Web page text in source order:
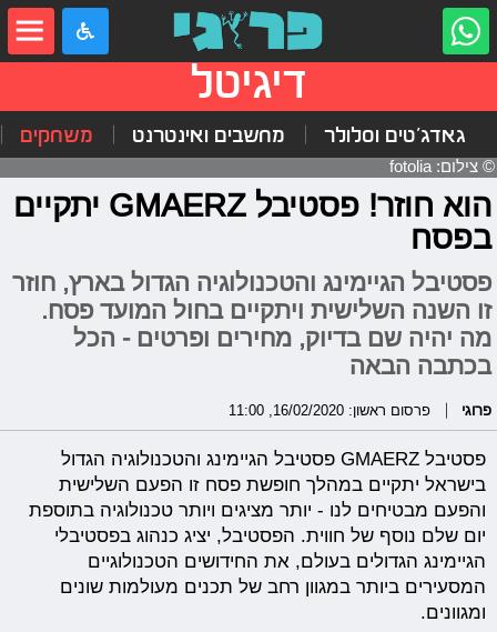
דיגיטל
גאדג'טים וסלולר מחשבים ואינטרנט משחקים
© צילום: fotolia
הוא חוזר! פסטיבל GMAERZ יתקיים
בפסח
פסטיבל הגיימינג והטכנולוגיה הגדול בארץ, חוזר
זו השנה השלישית ויתקיים בחול המועד פסח.
מה יהיה שם בדיוק, מחירים ופרטים - הכל
בכתבה הבאה
פרוגי פרסום ראשון: 16/02/2020, 11:00
פסטיבל GMAERZ פסטיבל הגיימינג והטכנולוגיה הגדול
בישראל יתקיים במהלך חופשת פסח זו הפעם השלישית
והפעם מבטיחים לנו - יותר מציגים ויותר טכנולוגיה בתוספת
יום שלם נוסף של חווית. הפסטיבל, יציג כנהוג בפסטיבלי
הגיימינג הגדולים בעולם, את החידושים הטכנולוגיים
המסעירים ביותר במגוון רחב של תכנים מעולמות שונים
ומגוונים.